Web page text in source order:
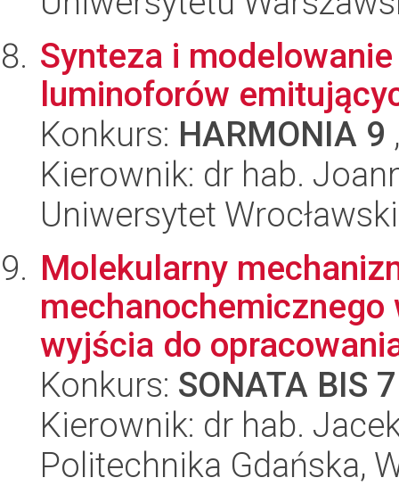
Synteza i
luminoforów
Konkurs: HARMONIA 9
Kierownik: dr hab.
Uniwersytet
Molekularny
wyjścia do
Konkurs: SONATA BIS 7
Kierownik: dr hab.
Politechnika Gdańska,